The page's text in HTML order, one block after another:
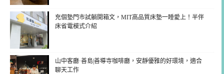
充個墊門市試躺開箱文，MIT高品質床墊一睡愛上！半伴
床省電模式介紹
山中客廳·善島|善導寺咖啡廳，安靜優雅的好環境，適合
聊天工作